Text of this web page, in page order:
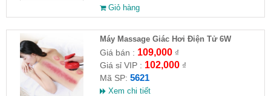
Giỏ hàng
Máy Massage Giác Hơi Điện Tử 6W
Giá bán : 109,000₫
Giá sỉ VIP : 102,000₫
Mã SP: 5621
Xem chi tiết